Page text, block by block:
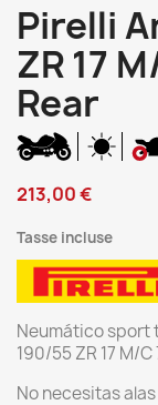
Pirelli
ZR 17
Rear
213,00 €
Tasse incluse
Neumático sport
190/55 ZR 17 M/
No necesitas